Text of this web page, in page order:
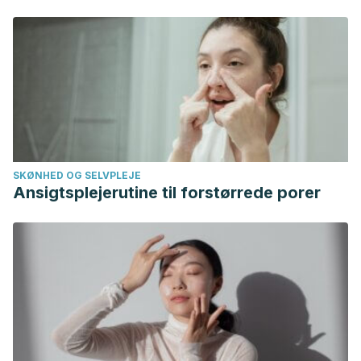
SKØNHED OG SELVPLEJE
Ansigtsplejerutine til forstørrede porer